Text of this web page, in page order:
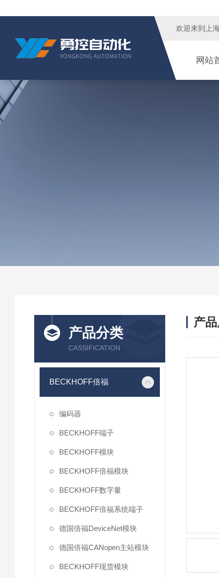
欢迎来到 上
网站
产品分类
CASSIFICATION
BECKHOFF倍福
编码器
BECKHOFF端子
BECKHOFF模块
BECKHOFF倍福模块
BECKHOFF数字量
BECKHOFF倍福系统端子
德国倍福DeviceNet模块
德国倍福CANopen主站模块
BECKHOFF现货模块
产